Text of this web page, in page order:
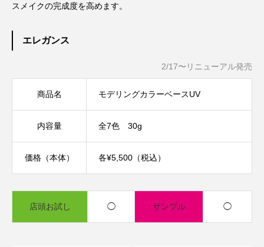
スメイクの完成度を高めます。
エレガンス
2/17〜リニューアル発売
商品名 モデリングカラーベースUV
内容量 全7色 30g
価格（本体） 各¥5,500（税込）
店頭お試し ◯ サンプル ◯